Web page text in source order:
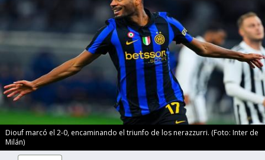
Diouf marcó el 2-0, encaminando el triunfo de los nerazzurri. (Foto: Inter de
Milán)